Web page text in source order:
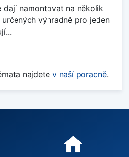
dají namontovat na několik
určených výhradně pro jeden
najdete v naší poradně.
home